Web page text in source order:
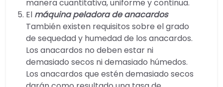
manera cuantitativa, uniforme y continua.
El máquina peladora de anacardos
También existen requisitos sobre el grado
de sequedad y humedad de los anacardos.
Los anacardos no deben estar ni
demasiado secos ni demasiado húmedos.
Los anacardos que estén demasiado secos